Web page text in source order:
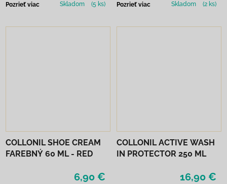
Pozrieť viac Skladom (5 ks) Pozrieť viac Skladom (2 ks)
COLLONIL SHOE CREAM
FAREBNÝ 60 ML - RED
6,90 €
COLLONIL ACTIVE WASH
IN PROTECTOR 250 ML
16,90 €